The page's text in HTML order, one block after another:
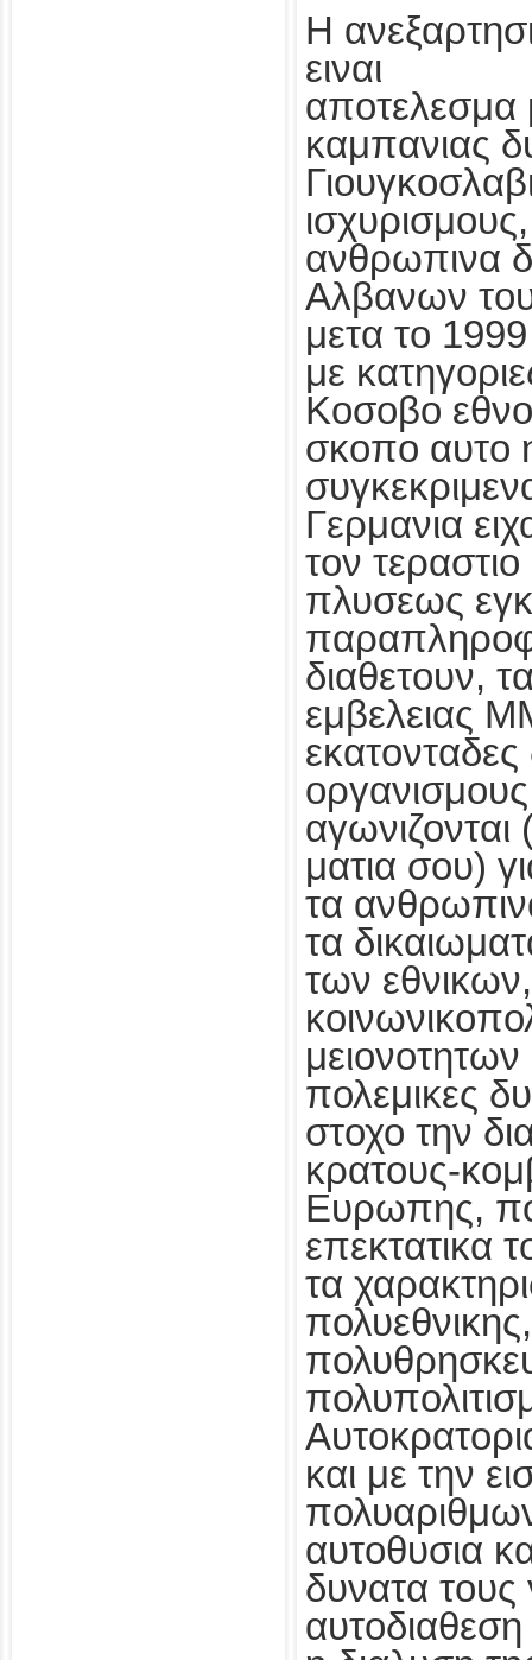
Η
ειναι
αποτελεσμα
καμπανιας
ανθρωπινα
Αλβανων
μετα το
με
Κοσοβο
σκοπο αυτο
Γερμανια
τον
πλυσεως
διαθετουν,
εμβελειας
εκατονταδες
ματια σου)
τα
τα
των
μειονοτητων
πολεμικες
στοχο την
κρατους-
Ευρωπης,
επεκτατικα
τα
πολυεθνικης,
και με την
αυτοθυσια
δυνατα τους